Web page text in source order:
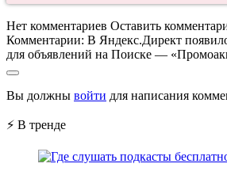
Нет комментариев Оставить
Комментарии: В Яндекс.Директ
для объявлений на Поиске —
Вы должны войти для написания
⚡ В тренде